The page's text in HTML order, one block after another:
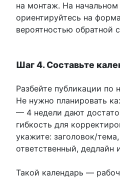
на монтаж. На начальном
ориентируйтесь на
вероятностью обратной
Шаг 4. Составьте
Разбейте публикации
Не нужно планировать
— 4 недели дают
гибкость для
укажите: заголовок/
ответственный, дедлайн
Такой календарь —